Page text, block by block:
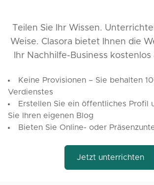
Teilen Sie Ihr Wissen.
Weise. Clasora bietet Ihnen die
Ihr Nachhilfe-Business kostenlos
Keine Provisionen – Sie behalten
Verdienstes
Erstellen Sie ein öffentliches Profil
Sie Ihren eigenen Blog
Bieten Sie Online- oder
Jetzt unterrichten